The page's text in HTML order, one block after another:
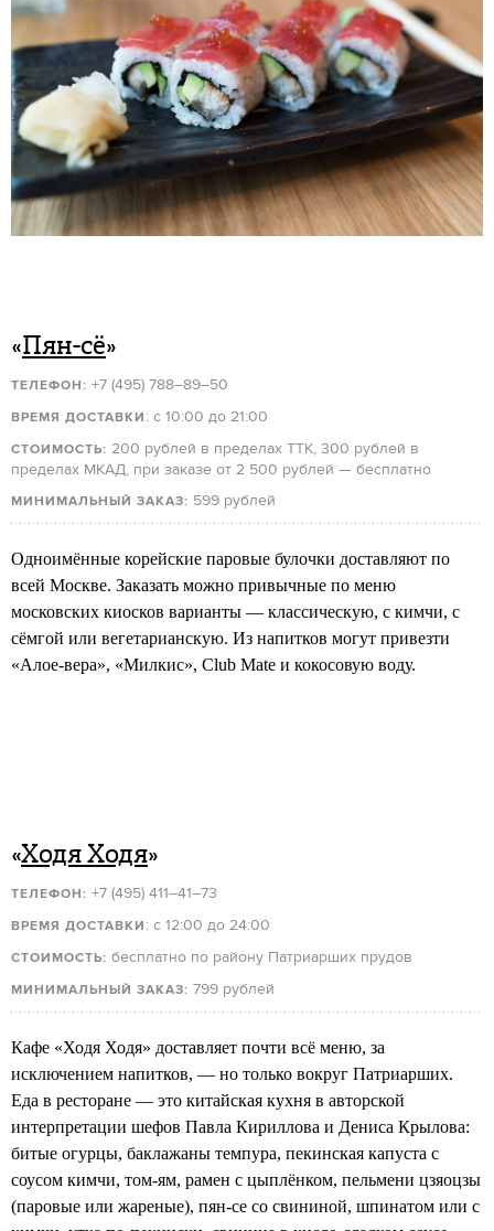
«Пян-сё»
ТЕЛЕФОН: +7 (495) 788–89–50
ВРЕМЯ ДОСТАВКИ : с 10:00 до 21:00
СТОИМОСТЬ: 200 рублей в пределах ТТК, 300 рублей в
пределах МКАД, при заказе от 2 500 рублей — бесплатно
МИНИМАЛЬНЫЙ ЗАКАЗ: 599 рублей
Одноимённые корейские паровые булочки доставляют по
всей Москве. Заказать можно привычные по меню
московских киосков варианты — классическую, с кимчи, с
сёмгой или вегетарианскую. Из напитков могут привезти
«Алое-вера», «Милкис», Club Mate и кокосовую воду.
«Ходя Ходя»
ТЕЛЕФОН: +7 (495) 411–41–73
ВРЕМЯ ДОСТАВКИ : с 12:00 до 24:00
СТОИМОСТЬ: бесплатно по району Патриарших прудов
МИНИМАЛЬНЫЙ ЗАКАЗ: 799 рублей
Кафе «Ходя Ходя» доставляет почти всё меню, за
исключением напитков, — но только вокруг Патриарших.
Еда в ресторане — это китайская кухня в авторской
интерпретации шефов Павла Кириллова и Дениса Крылова:
битые огурцы, баклажаны темпура, пекинская капуста с
соусом кимчи, том-ям, рамен с цыплёнком, пельмени цзяоцзы
(паровые или жареные), пян-се со свининой, шпинатом или с